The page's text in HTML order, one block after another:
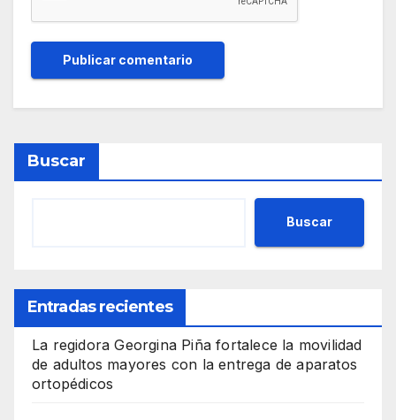
Buscar
Buscar
Entradas recientes
La regidora Georgina Piña fortalece la movilidad
de adultos mayores con la entrega de aparatos
ortopédicos